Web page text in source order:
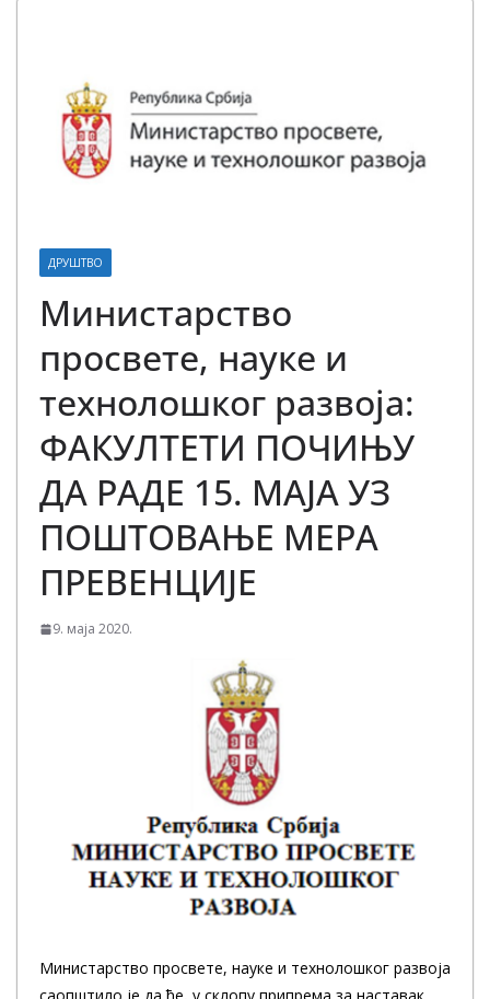
ДРУШТВО
Министарство
просвете, науке и
технолошког развоја:
ФАКУЛТЕТИ ПОЧИЊУ
ДА РАДЕ 15. МАЈА УЗ
ПОШТОВАЊЕ МЕРА
ПРЕВЕНЦИЈЕ
9. маја 2020.
Министарство просвете, науке и технолошког развоја
саопштило је да ће, у склопу припрема за наставак